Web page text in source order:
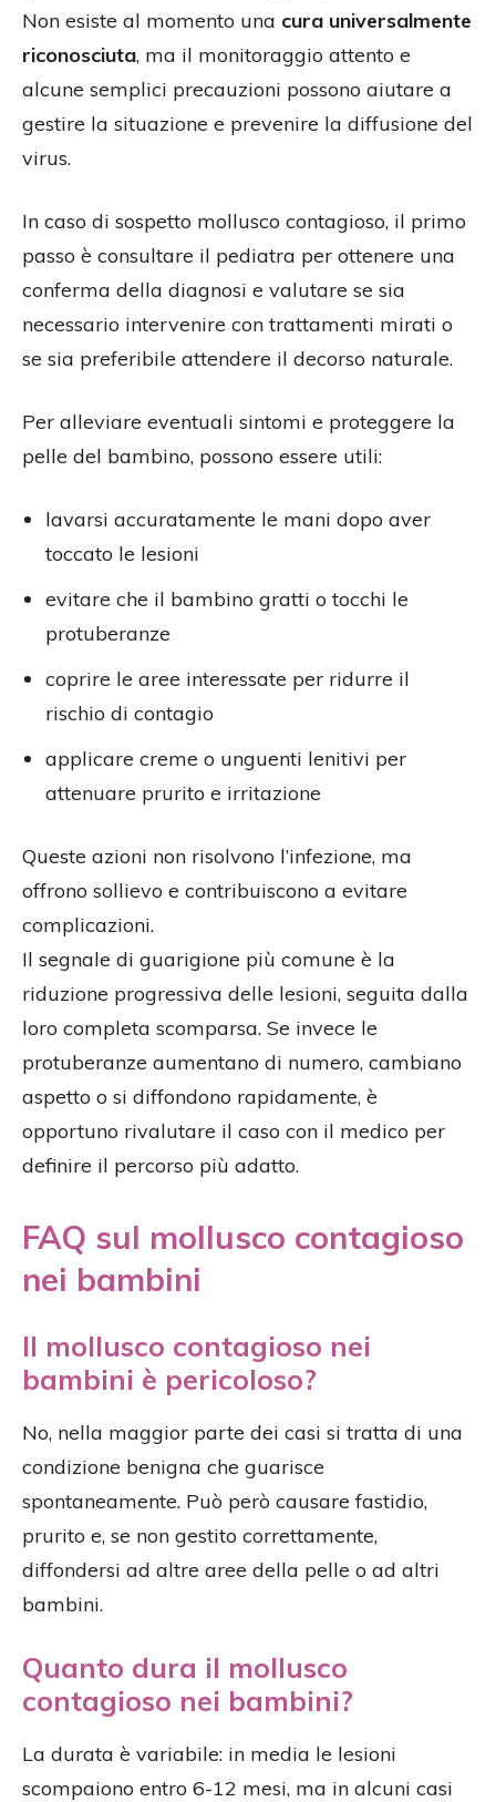
Non esiste al momento una cura universalmente
riconosciuta, ma il monitoraggio attento e
alcune semplici precauzioni possono aiutare a
gestire la situazione e prevenire la diffusione del
virus.
In caso di sospetto mollusco contagioso, il primo
passo è consultare il pediatra per ottenere una
conferma della diagnosi e valutare se sia
necessario intervenire con trattamenti mirati o
se sia preferibile attendere il decorso naturale.
Per alleviare eventuali sintomi e proteggere la
pelle del bambino, possono essere utili:
lavarsi accuratamente le mani dopo aver
toccato le lesioni
evitare che il bambino gratti o tocchi le
protuberanze
coprire le aree interessate per ridurre il
rischio di contagio
applicare creme o unguenti lenitivi per
attenuare prurito e irritazione
Queste azioni non risolvono l’infezione, ma
offrono sollievo e contribuiscono a evitare
complicazioni.
Il segnale di guarigione più comune è la
riduzione progressiva delle lesioni, seguita dalla
loro completa scomparsa. Se invece le
protuberanze aumentano di numero, cambiano
aspetto o si diffondono rapidamente, è
opportuno rivalutare il caso con il medico per
definire il percorso più adatto.
FAQ sul mollusco contagioso
nei bambini
Il mollusco contagioso nei
bambini è pericoloso?
No, nella maggior parte dei casi si tratta di una
condizione benigna che guarisce
spontaneamente. Può però causare fastidio,
prurito e, se non gestito correttamente,
diffondersi ad altre aree della pelle o ad altri
bambini.
Quanto dura il mollusco
contagioso nei bambini?
La durata è variabile: in media le lesioni
scompaiono entro 6-12 mesi, ma in alcuni casi